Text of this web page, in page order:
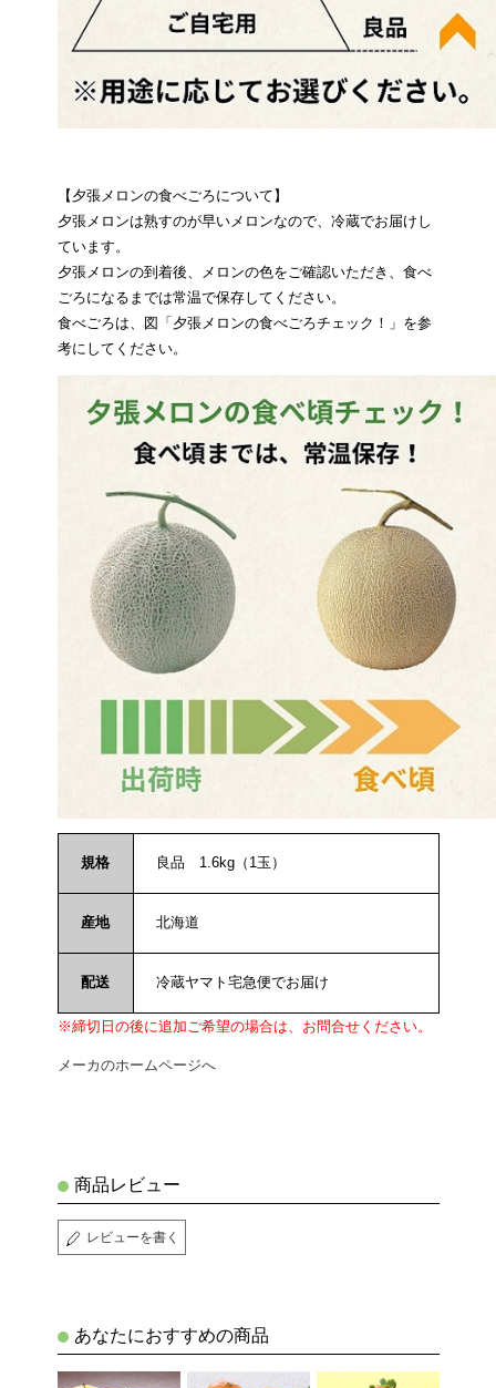
【夕張メロンの食べごろについて】
夕張メロンは熟すのが早いメロンなので、冷蔵でお届けし
ています。
夕張メロンの到着後、メロンの色をご確認いただき、食べ
ごろになるまでは常温で保存してください。
食べごろは、図「夕張メロンの食べごろチェック！」を参
考にしてください。
規格 良品 1.6kg（1玉）
産地 北海道
配送 冷蔵ヤマト宅急便でお届け
※締切日の後に追加ご希望の場合は、お問合せください。
メーカのホームページへ
商品レビュー
レビューを書く
あなたにおすすめの商品